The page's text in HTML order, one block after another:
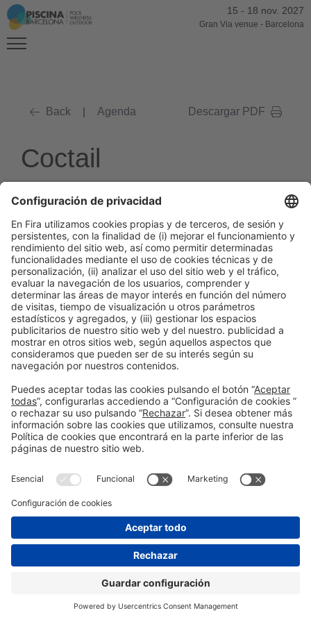
15 - 18 nov. 2027
Gran Via venue - Barcelona
Back | Agenda Descargar PDF
Coctail
ESTAMOS ACTUALIZANDO LOS
DATOS. POR FAVOR PRUEBE EN
UNOS MINUTOS.
Política de cookies
#PISCINABARCELONA
en las redes sociales
© 2024 Fira de Barcelona